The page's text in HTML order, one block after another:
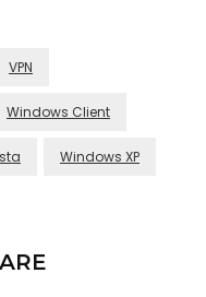
VPN
Windows Client
Windows XP